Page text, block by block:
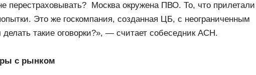
перестраховывать? Москва окружена ПВО. То, что прилетали
Это же госкомпания, созданная ЦБ, с неограниченным
делать такие оговорки?», — считает собеседник АСН.
с рынком